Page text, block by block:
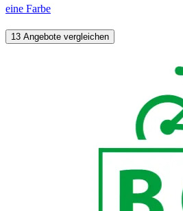
eine Farbe
13 Angebote vergleichen